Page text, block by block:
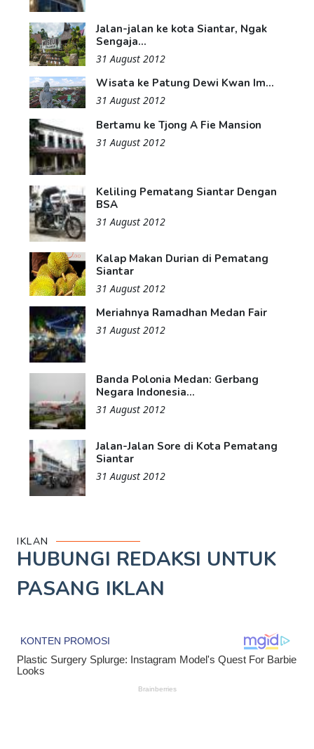
Jalan-jalan ke kota Siantar, Ngak
Sengaja...
31 August 2012
Wisata ke Patung Dewi Kwan Im...
31 August 2012
Bertamu ke Tjong A Fie Mansion
31 August 2012
Keliling Pematang Siantar Dengan
BSA
31 August 2012
Kalap Makan Durian di Pematang
Siantar
31 August 2012
Meriahnya Ramadhan Medan Fair
31 August 2012
Banda Polonia Medan: Gerbang
Negara Indonesia...
31 August 2012
Jalan-Jalan Sore di Kota Pematang
Siantar
31 August 2012
IKLAN
HUBUNGI REDAKSI UNTUK
PASANG IKLAN